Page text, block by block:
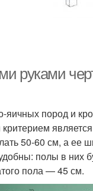
руками
пород и
50-60 см, а
полы в них
пола — 45 см.